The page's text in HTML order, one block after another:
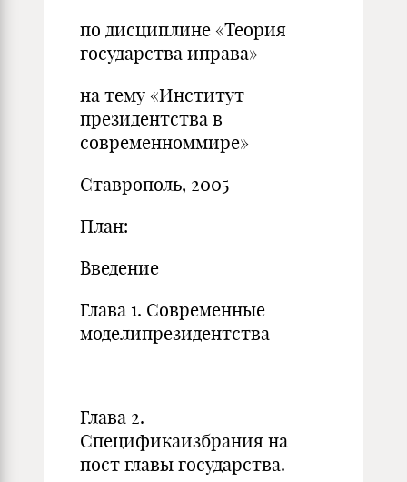
по дисциплине «Теория
государства иправа»
на тему «Институт
президентства в
современноммире»
Ставрополь, 2005
План:
Введение
Глава 1. Современные
моделипрезидентства
Глава 2.
Спецификаизбрания на
пост главы государства.